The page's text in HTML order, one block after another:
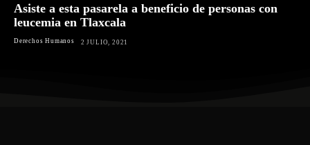
Asiste a esta pasarela a beneficio de personas con
leucemia en Tlaxcala
Derechos Humanos 2 JULIO, 2021